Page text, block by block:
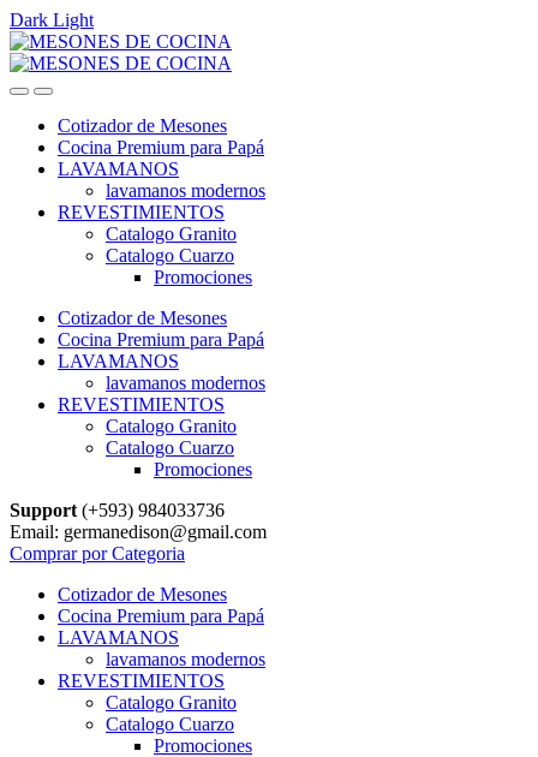
Dark Light
Skip
to
navigation
Skip
to
content
Cotizador de Mesones
Cocina Premium para Papá
LAVAMANOS
lavamanos modernos
REVESTIMIENTOS
Catalogo Granito
Catalogo Cuarzo
Promociones
Cotizador de Mesones
Cocina Premium para Papá
LAVAMANOS
lavamanos modernos
REVESTIMIENTOS
Catalogo Granito
Catalogo Cuarzo
Promociones
Support (+593) 984033736
Email: germanedison@gmail.com
Comprar por Categoria
Cotizador de Mesones
Cocina Premium para Papá
LAVAMANOS
lavamanos modernos
REVESTIMIENTOS
Catalogo Granito
Catalogo Cuarzo
Promociones